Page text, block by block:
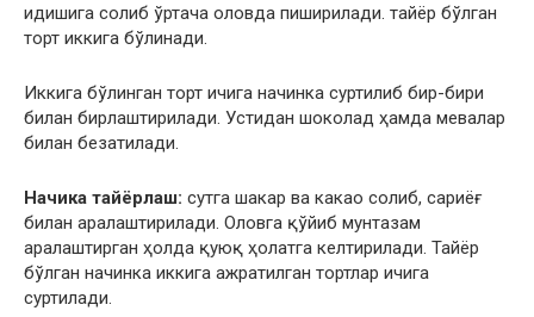
идишига солиб ўртача оловда пиширилади. тайёр бўлган
торт иккига бўлинади.
Иккига бўлинган торт ичига начинка суртилиб бир-бири
билан бирлаштирилади. Устидан шоколад ҳамда мевалар
билан безатилади.
Начика тайёрлаш: сутга шакар ва какао солиб, сариёғ
билан аралаштирилади. Оловга қўйиб мунтазам
аралаштирган ҳолда қуюқ ҳолатга келтирилади. Тайёр
бўлган начинка иккига ажратилган тортлар ичига
суртилади.